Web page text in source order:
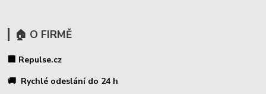
🏠 O FIRMĚ
🏢 Repulse.cz
🚚 Rychlé odeslání do 24 h